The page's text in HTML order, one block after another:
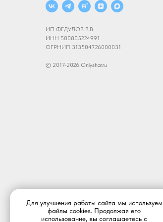
ИП ФЕДУЛОВ В.В.
ИНН 500805224991
ОГРНИП 313504726000031
© 2017-2026 Onlyshar.ru
Для улучшения работы сайта мы используем
файлы cookies. Продолжая его
использование, вы соглашаетесь с